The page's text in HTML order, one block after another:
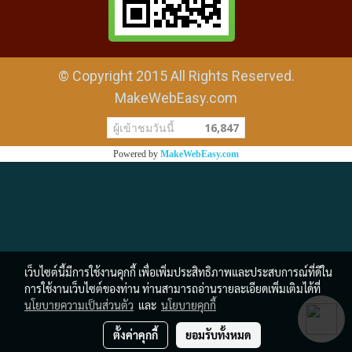
© Copyright 2015 All Rights Reserved.
MakeWebEasy.com
ผู้เข้าชมวันนี้ 16,847
Powered by MakeWebEasy.com
เว็บไซต์นี้มีการใช้งานคุกกี้ เพื่อเพิ่มประสิทธิภาพและประสบการณ์ที่ดีใน
การใช้งานเว็บไซต์ของท่าน ท่านสามารถอ่านรายละเอียดเพิ่มเติมได้ที่
นโยบายความเป็นส่วนตัว และ นโยบายคุกกี้
ตั้งค่าคุกกี้ ยอมรับทั้งหมด